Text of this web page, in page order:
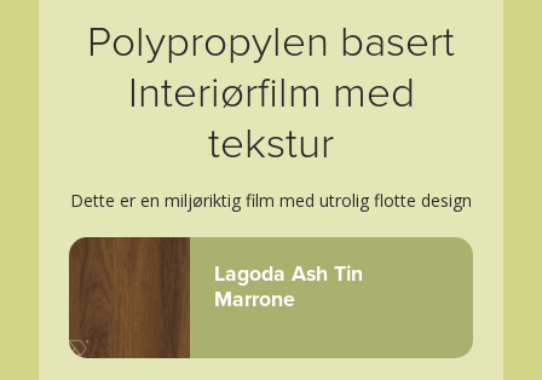
Polypropylen basert
Interiørfilm med
tekstur
Dette er en miljøriktig film med utrolig flotte design
Lagoda Ash Tin
Marrone